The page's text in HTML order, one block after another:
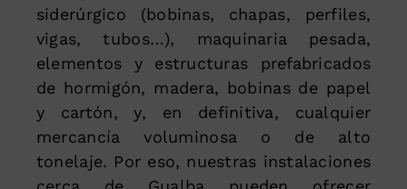
siderúrgico (bobinas, chapas, perfiles,
vigas, tubos…), maquinaria pesada,
elementos y estructuras prefabricados
de hormigón, madera, bobinas de papel
y cartón, y, en definitiva, cualquier
mercancía voluminosa o de alto
tonelaje. Por eso, nuestras instalaciones